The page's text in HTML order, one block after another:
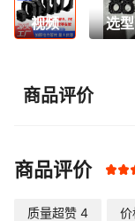
视频 选型
商品评价
商品评价
质量超赞 4 价